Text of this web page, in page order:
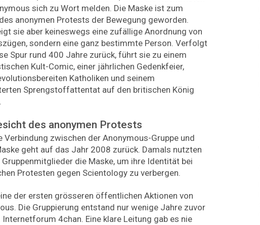
sich zu Wort melden. Die Maske ist zum
anonymen Protests der Bewegung geworden.
sie aber keineswegs eine zufällige Anordnung von
sondern eine ganz bestimmte Person. Verfolgt
Spur rund 400 Jahre zurück, führt sie zu einem
Kult-Comic, einer jährlichen Gedenkfeier,
Katholiken und seinem
Sprengstoffattentat auf den britischen König
des anonymen Protests
Verbindung zwischen der Anonymous-Gruppe und
geht auf das Jahr 2008 zurück. Damals nutzten
Gruppenmitglieder die Maske, um ihre Identität bei
Protesten gegen Scientology zu verbergen.
der ersten grösseren öffentlichen Aktionen von
Die Gruppierung entstand nur wenige Jahre zuvor
4chan. Eine klare Leitung gab es nie